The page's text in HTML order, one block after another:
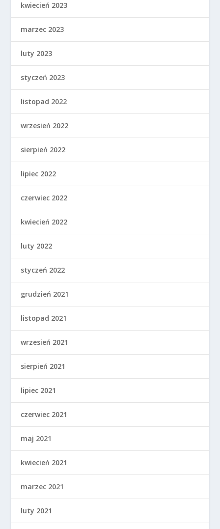
kwiecień 2023
marzec 2023
luty 2023
styczeń 2023
listopad 2022
wrzesień 2022
sierpień 2022
lipiec 2022
czerwiec 2022
kwiecień 2022
luty 2022
styczeń 2022
grudzień 2021
listopad 2021
wrzesień 2021
sierpień 2021
lipiec 2021
czerwiec 2021
maj 2021
kwiecień 2021
marzec 2021
luty 2021